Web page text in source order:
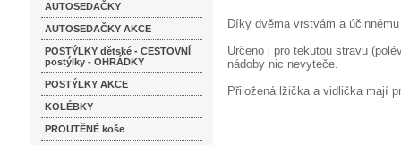
AUTOSEDAČKY
AUTOSEDAČKY AKCE
POSTÝLKY dětské - CESTOVNÍ
postýlky - OHRÁDKY
POSTÝLKY AKCE
KOLÉBKY
PROUTĚNÉ koše
Díky dvěma vrstvám a
Určeno i pro tekutou stravu
nádoby nic nevyteče.
Přiložená lžička a vidlička mají